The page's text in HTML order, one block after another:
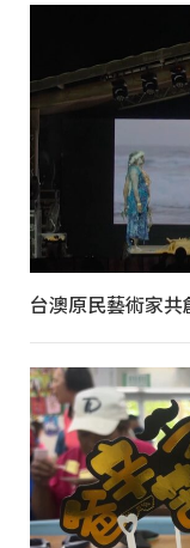
台澳原民藝術家